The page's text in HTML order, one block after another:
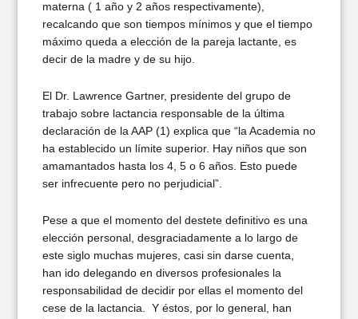
materna ( 1 año y 2 años respectivamente),
recalcando que son tiempos mínimos y que el tiempo
máximo queda a elección de la pareja lactante, es
decir de la madre y de su hijo.
El Dr. Lawrence Gartner, presidente del grupo de
trabajo sobre lactancia responsable de la última
declaración de la AAP (1) explica que “la Academia no
ha establecido un límite superior. Hay niños que son
amamantados hasta los 4, 5 o 6 años. Esto puede
ser infrecuente pero no perjudicial”.
Pese a que el momento del destete definitivo es una
elección personal, desgraciadamente a lo largo de
este siglo muchas mujeres, casi sin darse cuenta,
han ido delegando en diversos profesionales la
responsabilidad de decidir por ellas el momento del
cese de la lactancia. Y éstos, por lo general, han